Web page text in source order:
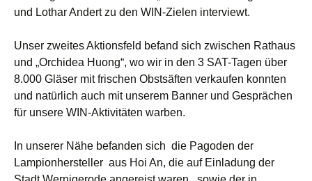
und Lothar Andert zu den WIN-Zielen interviewt.
Unser zweites Aktionsfeld befand sich zwischen Rathaus
und „Orchidea Huong“, wo wir in den 3 SAT-Tagen über
8.000 Gläser mit frischen Obstsäften verkaufen konnten
und natürlich auch mit unserem Banner und Gesprächen
für unsere WIN-Aktivitäten warben.
In unserer Nähe befanden sich die Pagoden der
Lampionhersteller aus Hoi An, die auf Einladung der